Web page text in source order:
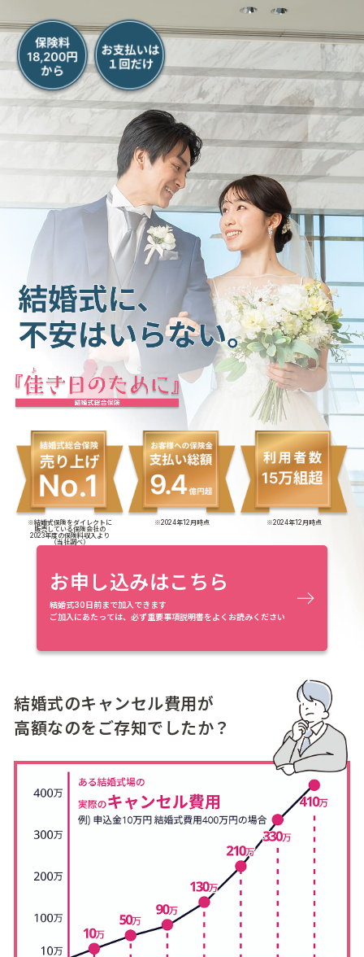
※結婚式保険をダイレクトに
販売している保険会社の
2023年度の保険料収入より
（当社調べ）
※2024年12月時点 ※2024年12月時点
お申し込みはこちら
結婚式30日前まで加入できます
ご加入にあたっては、必ず重要事項説明書をよくお読みください
結婚式のキャンセル費用が
高額なのをご存知でしたか？